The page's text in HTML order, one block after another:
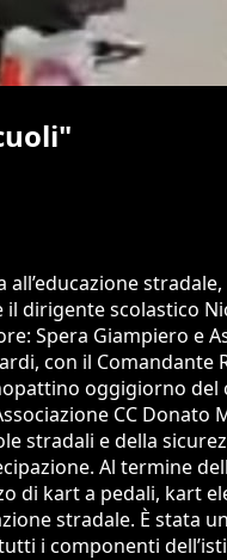
il dirigente scolastico
Spera Giampiero e
con il Comandante
oggigiorno
CC Donato
stradali e della
Al termine
di kart a pedali, kart
stradale. È stata
i componenti